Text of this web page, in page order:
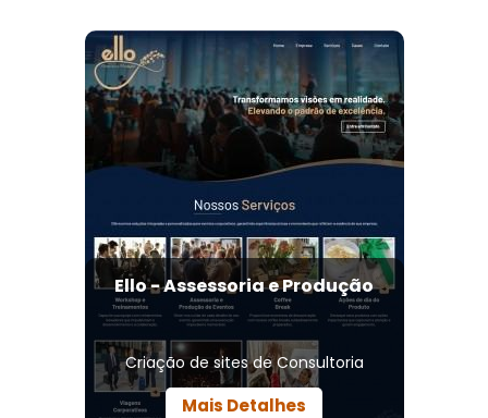
Ello - Assessoria e Produção
Criação de sites de Consultoria
Mais Detalhes